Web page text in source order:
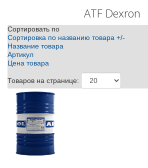
ATF Dexron
Сортировать по
Сортировка по названию товара +/-
Название товара
Артикул
Цена товара
Товаров на странице: